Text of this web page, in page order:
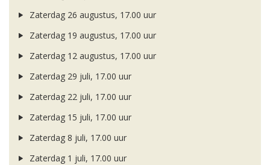
Zaterdag 26 augustus, 17.00 uur
Zaterdag 19 augustus, 17.00 uur
Zaterdag 12 augustus, 17.00 uur
Zaterdag 29 juli, 17.00 uur
Zaterdag 22 juli, 17.00 uur
Zaterdag 15 juli, 17.00 uur
Zaterdag 8 juli, 17.00 uur
Zaterdag 1 juli, 17.00 uur